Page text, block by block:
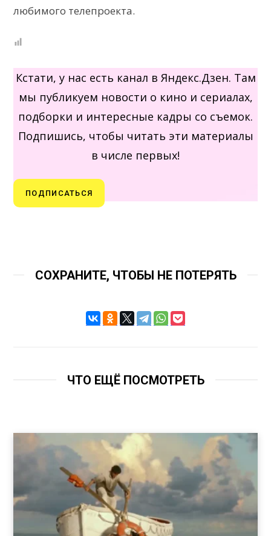
любимого телепроекта.
Кстати, у нас есть канал в Яндекс.Дзен. Там
мы публикуем новости о кино и сериалах,
подборки и интересные кадры со съемок.
Подпишись, чтобы читать эти материалы
в числе первых!
ПОДПИСАТЬСЯ
СОХРАНИТЕ, ЧТОБЫ НЕ ПОТЕРЯТЬ
ЧТО ЕЩЁ ПОСМОТРЕТЬ